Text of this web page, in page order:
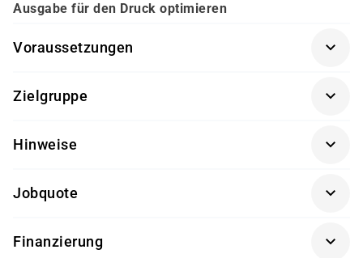
Ausgabe für den Druck optimieren
Voraussetzungen
folgende Vorkenntnisse mitbringen:
vorausgesetzt
Zielgruppe
innen, die bereits Erfahrung mit Illustrator gesammelt
kennenlernen und umsetzen möchten.
Hinweise
Jobquote
Finanzierung